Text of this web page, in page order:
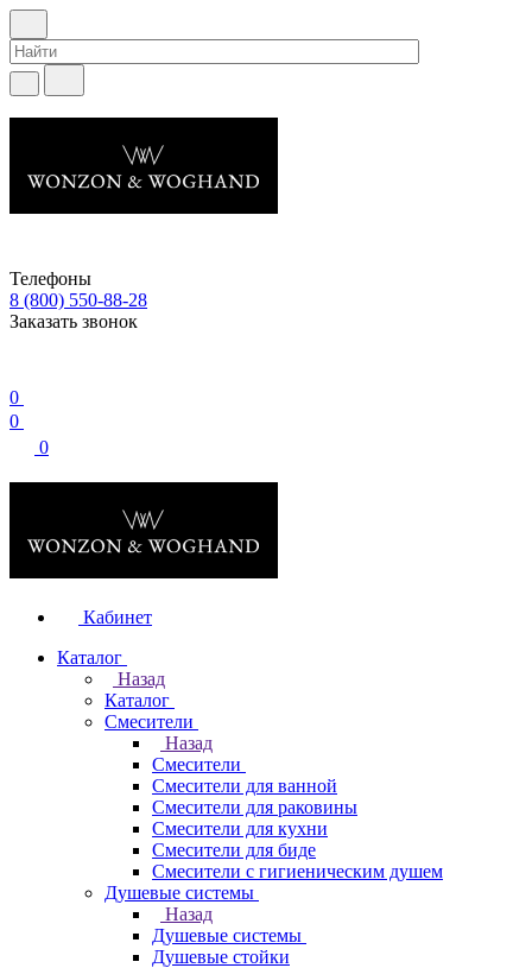
Телефоны
8 (800) 550-88-28
Заказать звонок
0
0
0
Кабинет
Каталог
Назад
Каталог
Смесители
Назад
Смесители
Смесители для ванной
Смесители для раковины
Смесители для кухни
Смесители для биде
Смесители с гигиеническим душем
Душевые системы
Назад
Душевые системы
Душевые стойки